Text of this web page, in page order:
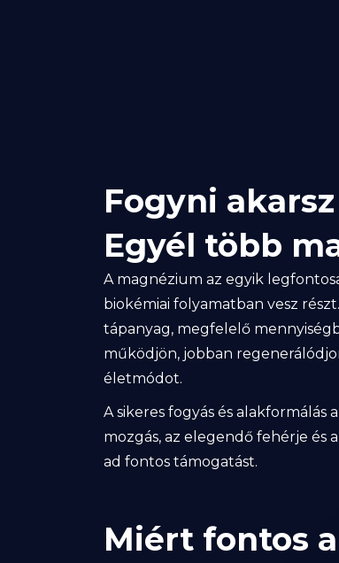
Fogyni
Egyél több
A magnézium az egyik
biokémiai folyamatban vesz
tápanyag, megfelelő
működjön, jobban
életmódot.
A sikeres fogyás és
mozgás, az elegendő fehérje és
ad fontos támogatást.
Miért fontos